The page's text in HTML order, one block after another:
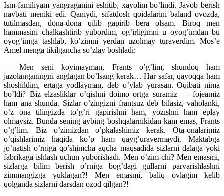
Ism-familiyam yangraganini eshitib, xayolim bo’lindi. Javob berish
navbati meniki edi. Qaniydi, sifatdosh qoidalarini baland ovozda,
tutilmasdan, dona-dona qilib gapirib bera olsam. Biroq men
hammasini chalkashtirib yubordim, og’irligimni u oyog’imdan bu
oyog’imga tashlab, ko’zimni yerdan uzolmay turaverdim. Mos’e
Amel menga tikilgancha so’zlay boshladi:
— Men seni koyimayman, Frants o’g’lim, shundoq ham
jazolanganingni anglagan bo’lsang kerak… Har safar, qayoqqa ham
shoshildim, ertaga yodlayman, deb o’ylab yurasan. Oqibati nima
bo’ldi? Biz elzasliklar o’qishni doimo ortga suramiz — fojeamiz
ham ana shunda. Sizlar o’zingizni frantsuz deb bilasiz, vaholanki,
o’z ona tilingizda to’g’ri gapirishni ham, yozishni ham eplay
olmaysiz. Bunda sening aybing boshqalarnikidan kam emas, Frants
o’g’lim. Biz o’zimizdan o’pkalashimiz kerak. Ota-onalarimiz
o’qishlarimiz haqida ko’p ham qayg’uravermaydi. Maktabga
jo’natish o’rniga qo’shimcha aqcha maqsadida sizlarni dalaga yoki
fabrikaga ishlash uchun yuborishadi. Men o’zim-chi? Men emasmi,
sizlarga bilim berish o’rniga bog’dagi gullarni parvarishlashni
zimmangizga yuklagan?! Men emasmi, baliq ovlagim kelib
qolganda sizlarni darsdan ozod qilgan?!